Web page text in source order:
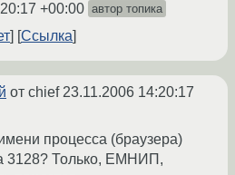
+00:00 автор топика
Ссылка
от chief23.11.2006 14:20:17
процесса (браузера)
3128? Только, ЕМНИП,